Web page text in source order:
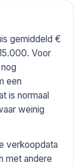
gemiddeld €
Voor
een
is normaal
weinig
verkoopdata
met andere